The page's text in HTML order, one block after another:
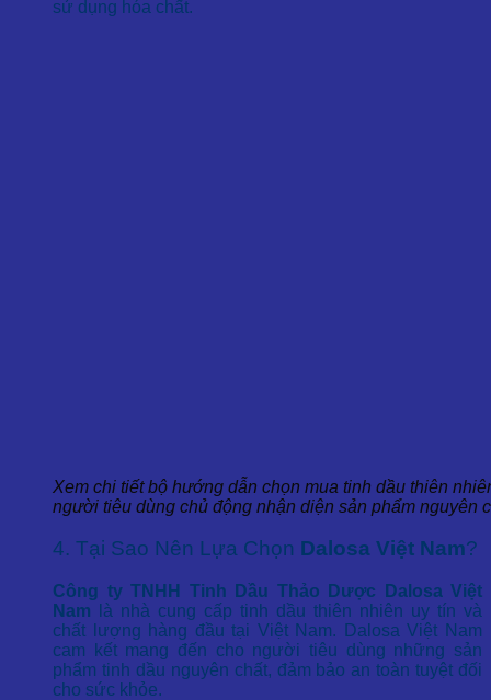
sử dụng hóa chất.
Xem chi tiết bộ hướng dẫn chọn mua tinh dầu thiên
người tiêu dùng chủ động nhận diện sản phẩm nguyên
4. Tại Sao Nên Lựa Chọn Dalosa Việt Nam?
Công ty TNHH Tinh Dầu Thảo Dược Dalosa Việt
Nam là nhà cung cấp tinh dầu thiên nhiên uy tín và
chất lượng hàng đầu tại Việt Nam. Dalosa Việt Nam
cam kết mang đến cho người tiêu dùng những sản
phẩm tinh dầu nguyên chất, đảm bảo an toàn tuyệt đối
cho sức khỏe.